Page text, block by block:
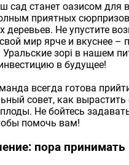
сад станет оазисом для
приятных
деревьев. Не упустите
мир ярче и вкуснее –
зорі в нашем
в будущее!
всегда готова
совет, как
Не бойтесь
помочь вам!
пора